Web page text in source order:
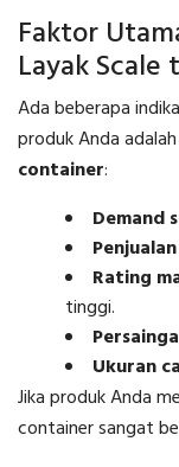
Faktor
Layak
Ada beberapa
produk Anda adalah
container:
Demand
Rating
tinggi.
Ukuran
Jika produk Anda
container sangat